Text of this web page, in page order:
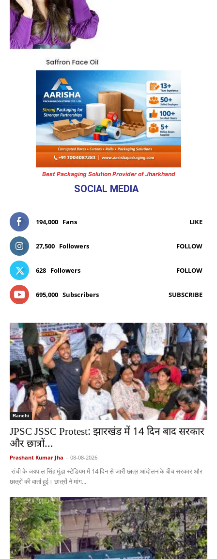
Best Packaging Solution Provider of Jharkhand
SOCIAL MEDIA
194,000 Fans LIKE
27,500 Followers FOLLOW
628 Followers FOLLOW
695,000 Subscribers SUBSCRIBE
Ranchi
JPSC JSSC Protest: झारखंड में 14 दिन बाद सरकार
और छात्रों...
Prashant Kumar Jha - 08-08-2026
रांची के जयपाल सिंह मुंडा स्टेडियम में 14 दिन से जारी छात्र आंदोलन के बीच सरकार और
छात्रों की वार्ता हुई। छात्रों ने मांग...